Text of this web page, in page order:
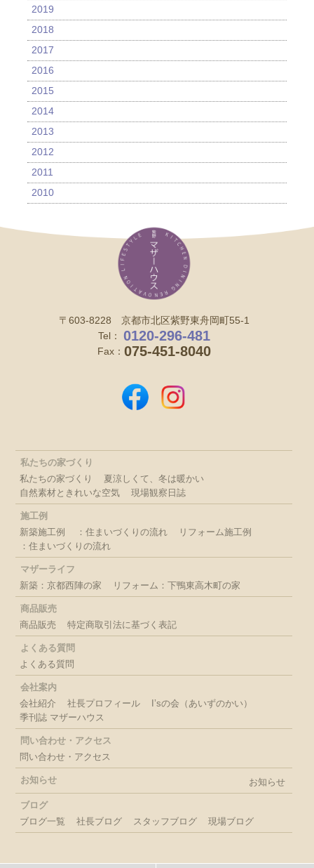
2019
2018
2017
2016
2015
2014
2013
2012
2011
2010
〒603-8228 京都市北区紫野東舟岡町55-1
Tel：
0120-296-481
Fax： 075-451-8040
私たちの家づくり
私たちの家づくり
夏涼しくて、冬は暖かい
自然素材ときれいな空気
現場観察日誌
施工例
新築施工例
：住まいづくりの流れ
リフォーム施工例
：住まいづくりの流れ
マザーライフ
新築：京都西陣の家
リフォーム：下鴨東高木町の家
商品販売
商品販売
特定商取引法に基づく表記
よくある質問
よくある質問
会社案内
会社紹介
社長プロフィール
I’sの会（あいずのかい）
季刊誌 マザーハウス
問い合わせ・アクセス
問い合わせ・アクセス
お知らせ お知らせ
ブログ
ブログ一覧
社長ブログ スタッフブログ 現場ブログ